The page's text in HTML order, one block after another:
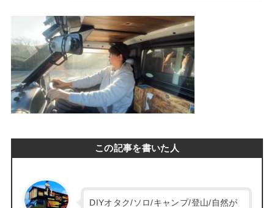
この記事を書いた人
DIYオタク/ソロ/キャンプ/登山/自然が